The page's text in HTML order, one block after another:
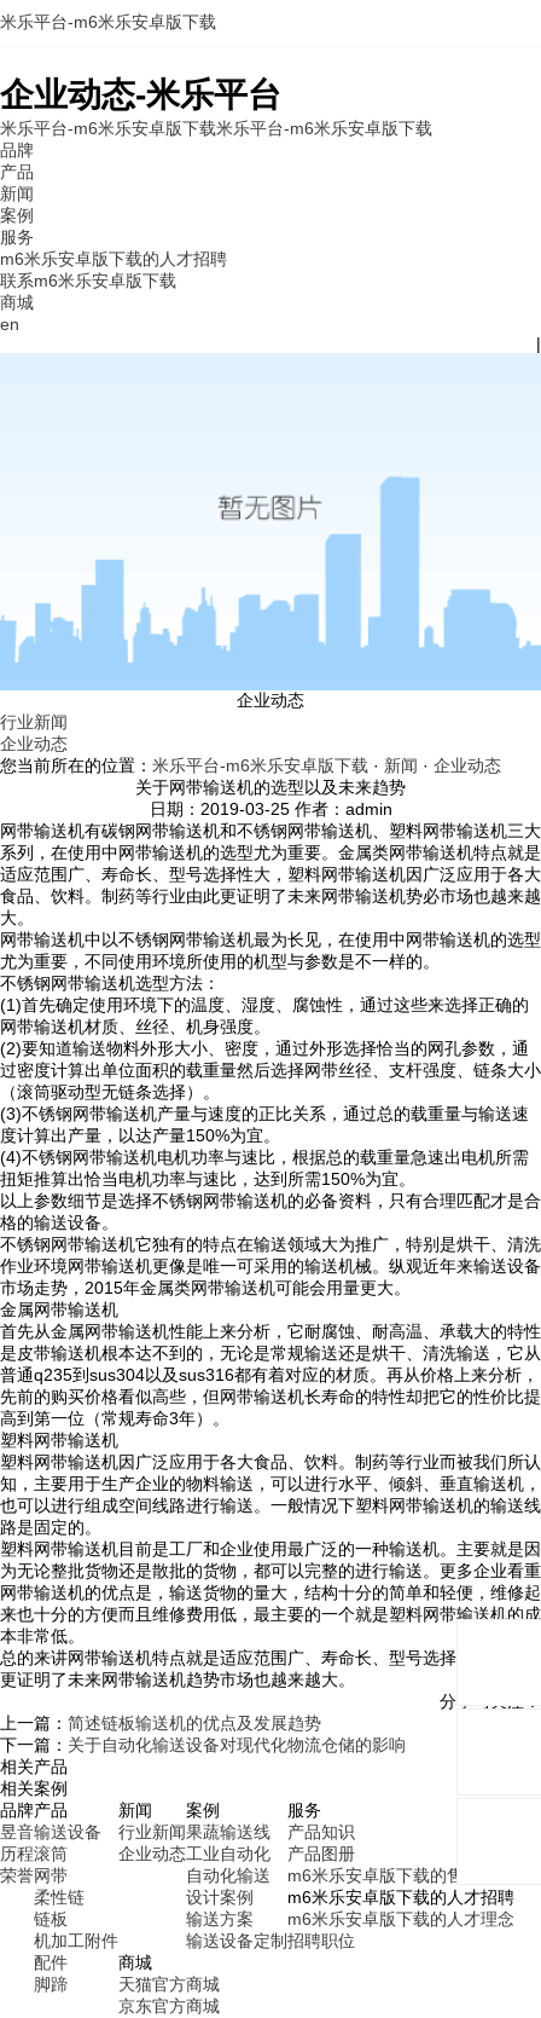
企业动态-米乐平台
米乐平台-m6米乐安卓版下载米乐平台-m6米乐安卓版下载
品牌
产品
新闻
案例
服务
m6米乐安卓版下载的人才招聘
联系m6米乐安卓版下载
商城
en
|
米乐平台-m6米乐安卓版下载
企业动态
行业新闻
企业动态
您当前所在的位置： 米乐平台-m6米乐安卓版下载 · 新闻 · 企业动态
关于网带输送机的选型以及未来趋势
日期：2019-03-25 作者：admin
网带输送机有碳钢网带输送机和不锈钢网带输送机、塑料网带输送机三大
系列，在使用中网带输送机的选型尤为重要。金属类网带输送机特点就是
适应范围广、寿命长、型号选择性大，塑料网带输送机因广泛应用于各大
食品、饮料。制药等行业由此更证明了未来网带输送机势必市场也越来越
大。
网带输送机中以不锈钢网带输送机最为长见，在使用中网带输送机的选型
尤为重要，不同使用环境所使用的机型与参数是不一样的。
不锈钢网带输送机选型方法：
(1)首先确定使用环境下的温度、湿度、腐蚀性，通过这些来选择正确的
网带输送机材质、丝径、机身强度。
(2)要知道输送物料外形大小、密度，通过外形选择恰当的网孔参数，通
过密度计算出单位面积的载重量然后选择网带丝径、支杆强度、链条大小
（滚筒驱动型无链条选择）。
(3)不锈钢网带输送机产量与速度的正比关系，通过总的载重量与输送速
度计算出产量，以达产量150%为宜。
(4)不锈钢网带输送机电机功率与速比，根据总的载重量急速出电机所需
扭矩推算出恰当电机功率与速比，达到所需150%为宜。
以上参数细节是选择不锈钢网带输送机的必备资料，只有合理匹配才是合
格的输送设备。
不锈钢网带输送机它独有的特点在输送领域大为推广，特别是烘干、清洗
作业环境网带输送机更像是唯一可采用的输送机械。纵观近年来输送设备
市场走势，2015年金属类网带输送机可能会用量更大。
金属网带输送机
首先从金属网带输送机性能上来分析，它耐腐蚀、耐高温、承载大的特性
是皮带输送机根本达不到的，无论是常规输送还是烘干、清洗输送，它从
普通q235到sus304以及sus316都有着对应的材质。再从价格上来分析，
先前的购买价格看似高些，但网带输送机长寿命的特性却把它的性价比提
高到第一位（常规寿命3年）。
塑料网带输送机
塑料网带输送机因广泛应用于各大食品、饮料。制药等行业而被我们所认
知，主要用于生产企业的物料输送，可以进行水平、倾斜、垂直输送机，
也可以进行组成空间线路进行输送。一般情况下塑料网带输送机的输送线
路是固定的。
塑料网带输送机目前是工厂和企业使用最广泛的一种输送机。主要就是因
为无论整批货物还是散批的货物，都可以完整的进行输送。更多企业看重
网带输送机的优点是，输送货物的量大，结构十分的简单和轻便，维修起
来也十分的方便而且维修费用低，最主要的一个就是塑料网带输送机的成
本非常低。
总的来讲网带输送机特点就是适应范围广、寿命长、型号选择性大，由此
更证明了未来网带输送机趋势市场也越来越大。
分享与关注：
上一篇： 简述链板输送机的优点及发展趋势
下一篇： 关于自动化输送设备对现代化物流仓储的影响
相关产品
相关案例
品牌
昱音
历程
荣誉
产品
输送设备
滚筒
网带
柔性链
链板
机加工附件
配件
脚蹄
新闻
行业新闻
企业动态
案例
果蔬输送线
工业自动化
自动化输送
设计案例
输送方案
输送设备定制
服务
产品知识
产品图册
m6米乐安卓版下载的售后服务
m6米乐安卓版下载的人才招聘
m6米乐安卓版下载的人才理念
招聘职位
商城
天猫官方商城
京东官方商城